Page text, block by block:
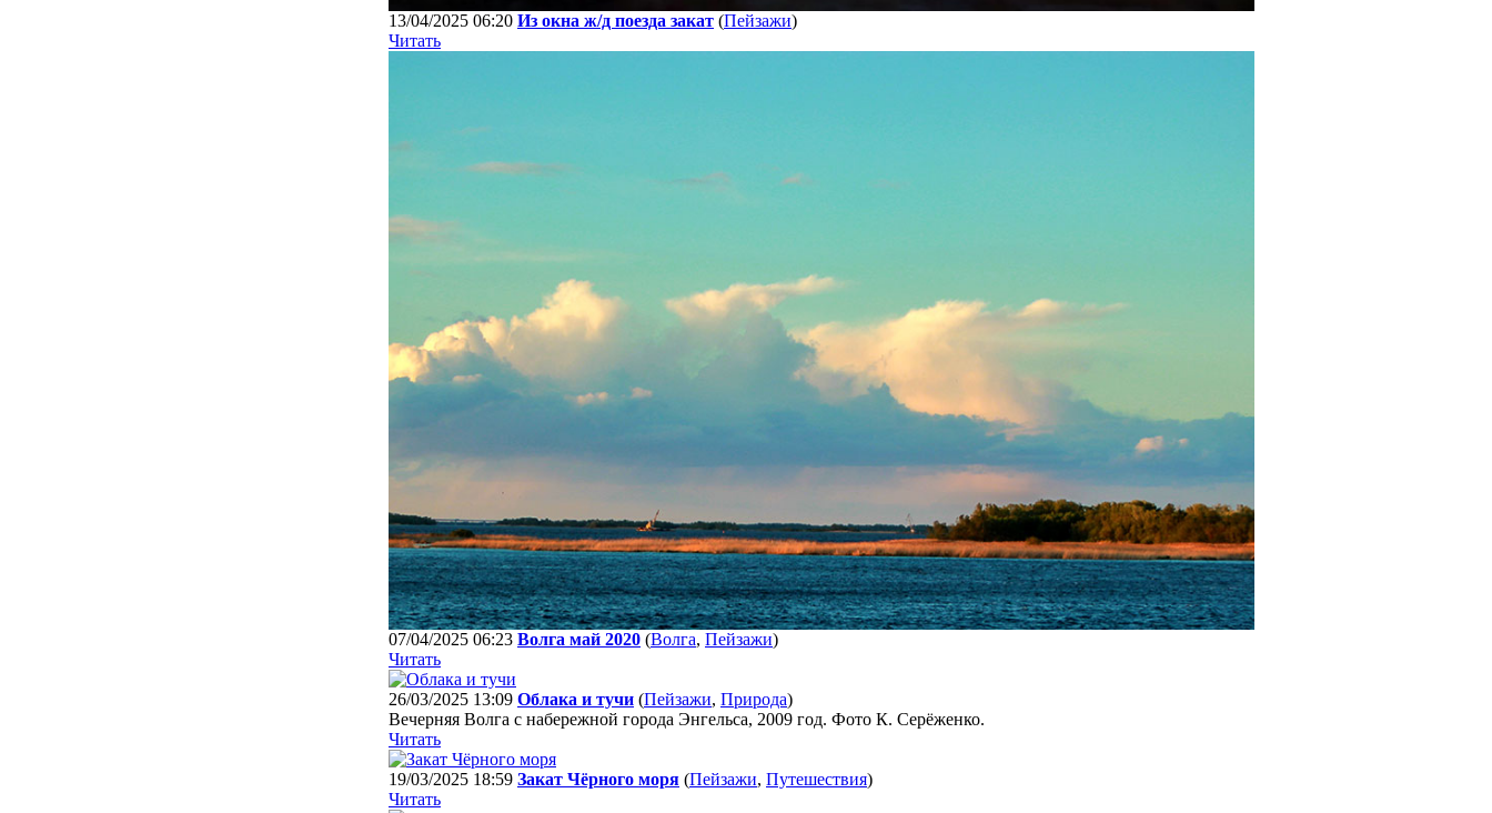
13/04/2025 06:20 Из окна ж/д поезда закат (Пейзажи)
Читать
07/04/2025 06:23 Волга май 2020 (Волга, Пейзажи)
Читать
26/03/2025 13:09 Облака и тучи (Пейзажи, Природа)
Вечерняя Волга с набережной города Энгельса, 2009 год. Фото К. Серёженко.
Читать
19/03/2025 18:59 Закат Чёрного моря (Пейзажи, Путешествия)
Читать